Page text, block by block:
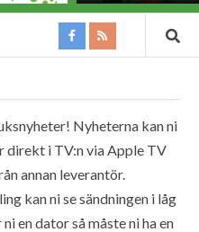
Nyheterna kan ni
direkt i TV:n via Apple TV
annan leverantör.
kan ni se sändningen i låg
en dator så måste ni ha en